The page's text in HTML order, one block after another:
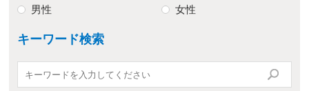
男性 女性
キーワード検索